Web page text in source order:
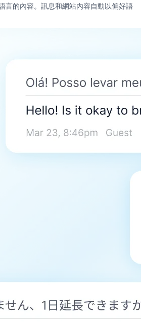
言的內容。訊息和網站內容自動以偏好語